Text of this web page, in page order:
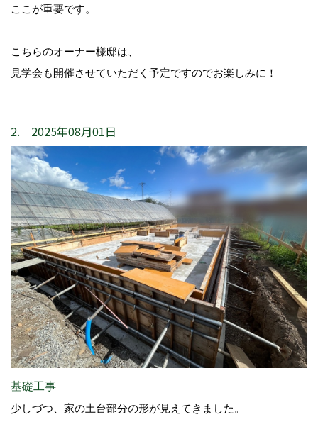
ここが重要です。
こちらのオーナー様邸は、
見学会も開催させていただく予定ですのでお楽しみに！
2. 2025年08月01日
基礎工事
少しづつ、家の土台部分の形が見えてきました。